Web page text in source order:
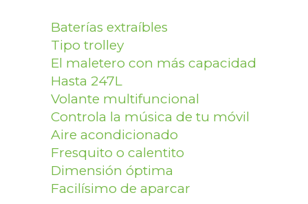
Baterías extraíbles
Tipo trolley
El maletero con más capacidad
Hasta 247L
Volante multifuncional
Controla la música de tu móvil
Aire acondicionado
Fresquito o calentito
Dimensión óptima
Facilísimo de aparcar